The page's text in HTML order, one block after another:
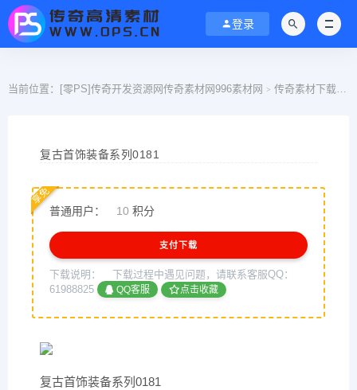
登录
当前位置： [零PS]传奇开发资源网传奇素材网996素材网 > 传奇素材下载
复古首饰装备系列0181
普通用户： 10 积分
享免
支付下载
下载说明：
下载过程中遇见问题，请联系客服QQ：
61988825
QQ客服 点击收藏
复古首饰装备系列0181